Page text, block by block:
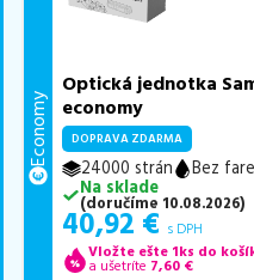
Economy
Optická jednotka
economy
DOPRAVA ZDARMA
24000 strán
Bez
Na sklade
(doručíme 10.08.2026)
40,92 € s DPH
Vložte ešte 1ks do
a ušetríte 7,60 €